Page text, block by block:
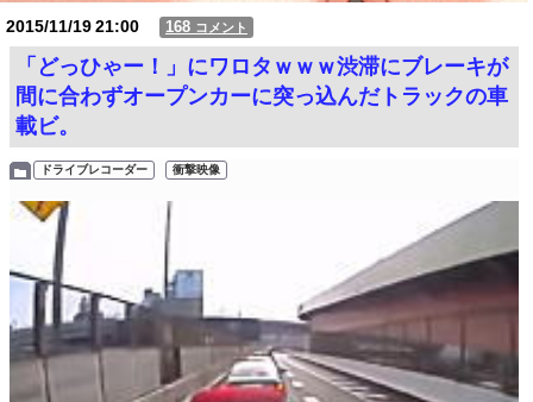
2015/11/1921:00 168 コメント
「どっひゃー！」にワロタｗｗｗ渋滞にブレーキが
間に合わずオープンカーに突っ込んだトラックの車
載ビ。
ドライブレコーダー 衝撃映像